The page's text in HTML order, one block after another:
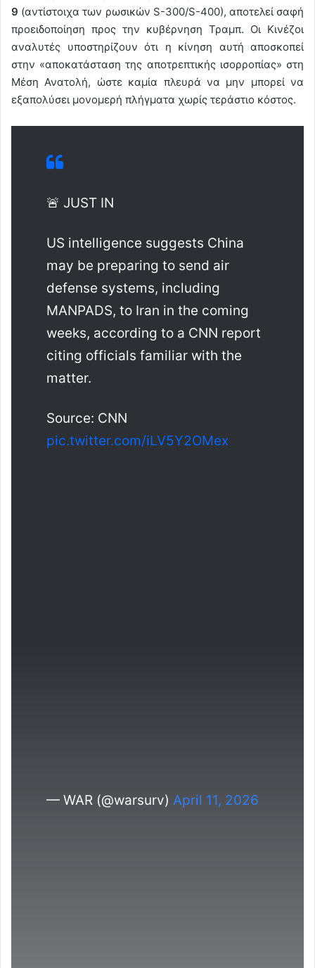
9 (αντίστοιχα των ρωσικών S-300/S-400), αποτελεί σαφή
προειδοποίηση προς την κυβέρνηση Τραμπ. Οι Κινέζοι
αναλυτές υποστηρίζουν ότι η κίνηση αυτή αποσκοπεί
στην «αποκατάσταση της αποτρεπτικής ισορροπίας» στη
Μέση Ανατολή, ώστε καμία πλευρά να μην μπορεί να
εξαπολύσει μονομερή πλήγματα χωρίς τεράστιο κόστος.
🚨 JUST IN
US intelligence suggests China
may be preparing to send air
defense systems, including
MANPADS, to Iran in the coming
weeks, according to a CNN report
citing officials familiar with the
matter.
Source: CNN
pic.twitter.com/iLV5Y2OMex
— WAR (@warsurv) April 11, 2026